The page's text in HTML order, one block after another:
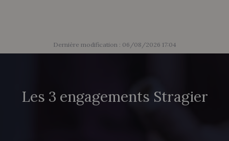
Dernière modification : 06/08/2026 17:04
Les 3 engagements Stragier